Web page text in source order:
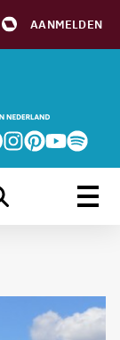
AANMELDEN